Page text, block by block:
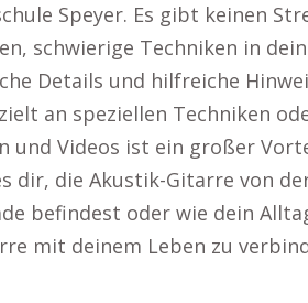
Speyer. Es gibt keinen
schwierige Techniken in
Details und hilfreiche
an speziellen Techniken
Videos ist ein großer
dir, die Akustik-Gitarre von
befindest oder wie dein
mit deinem Leben zu